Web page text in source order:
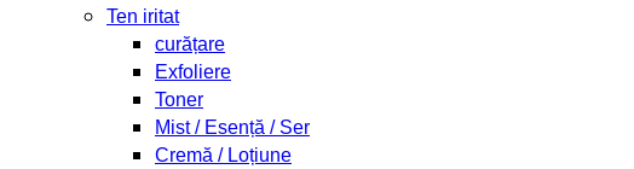
Ten iritat
curățare
Exfoliere
Toner
Mist / Esență / Ser
Cremă / Loțiune